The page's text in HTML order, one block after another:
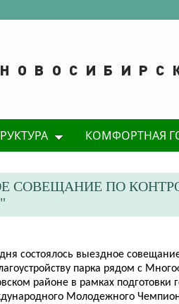
КОМФОРТНАЯ
СОВЕЩАНИЕ ПО
состоялось выездное
парка рядом с
районе в рамках подготовки
Молодежного